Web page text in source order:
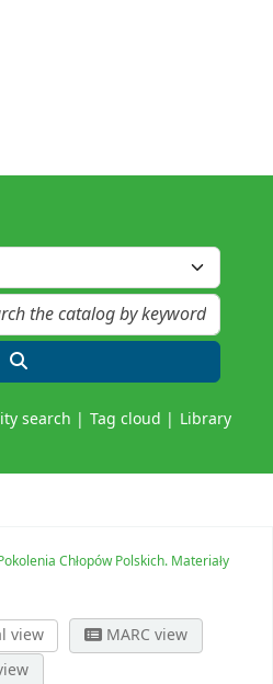
search Tag cloud Library
Chłopów Polskich. Materiały
view
MARC view